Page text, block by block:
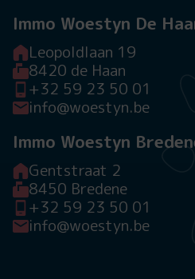
Immo Woestyn De
Leopoldlaan 19
8420 de Haan
+32 59 23 50 01
info@woestyn.be
Immo Woestyn
Gentstraat 2
8450 Bredene
+32 59 23 50 01
info@woestyn.be